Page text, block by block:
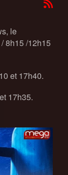
le
8h15 /12h15
et 17h40.
17h35.